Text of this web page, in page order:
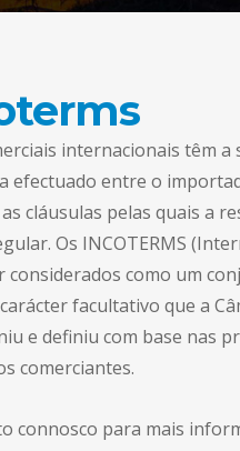
internacionais têm
efectuado entre o
cláusulas pelas quais a
Os INCOTERMS
considerados como um
facultativo que a
e definiu com base nas
comerciantes.
connosco para mais